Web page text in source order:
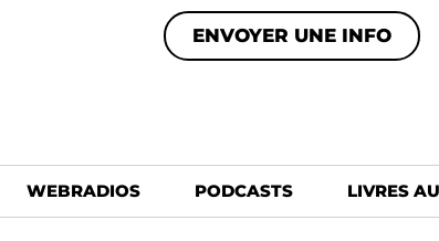
ENVOYER UNE INFO
WEBRADIOS PODCASTS LIVRES